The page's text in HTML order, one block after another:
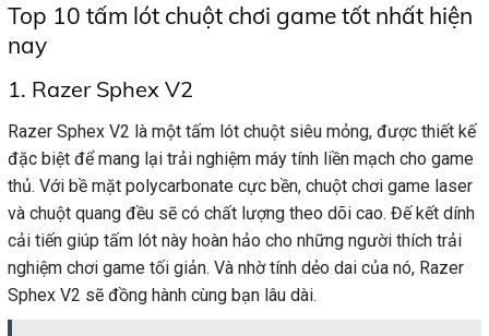
Top 10 tấm lót chuột chơi game tốt nhất hiện
nay
1. Razer Sphex V2
Razer Sphex V2 là một tấm lót chuột siêu mỏng, được thiết kế
đặc biệt để mang lại trải nghiệm máy tính liền mạch cho game
thủ. Với bề mặt polycarbonate cực bền, chuột chơi game laser
và chuột quang đều sẽ có chất lượng theo dõi cao. Đế kết dính
cải tiến giúp tấm lót này hoàn hảo cho những người thích trải
nghiệm chơi game tối giản. Và nhờ tính dẻo dai của nó, Razer
Sphex V2 sẽ đồng hành cùng bạn lâu dài.